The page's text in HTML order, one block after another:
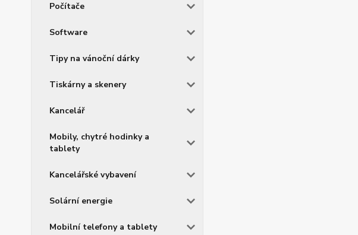
Počítače
Software
Tipy na vánoční dárky
Tiskárny a skenery
Kancelář
Mobily, chytré hodinky a
tablety
Kancelářské vybavení
Solární energie
Mobilní telefony a tablety